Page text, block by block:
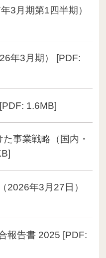
3月期第1四半期）
年3月期） [PDF:
1.6MB]
事業戦略（国内・
2026年3月27日）
報告書 2025 [PDF: